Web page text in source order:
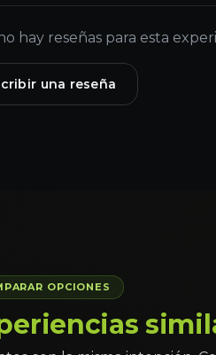
hay reseñas para esta
una reseña
OPCIONES